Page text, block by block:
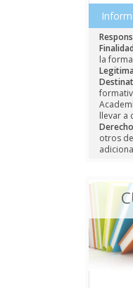
la
llevar a
otros